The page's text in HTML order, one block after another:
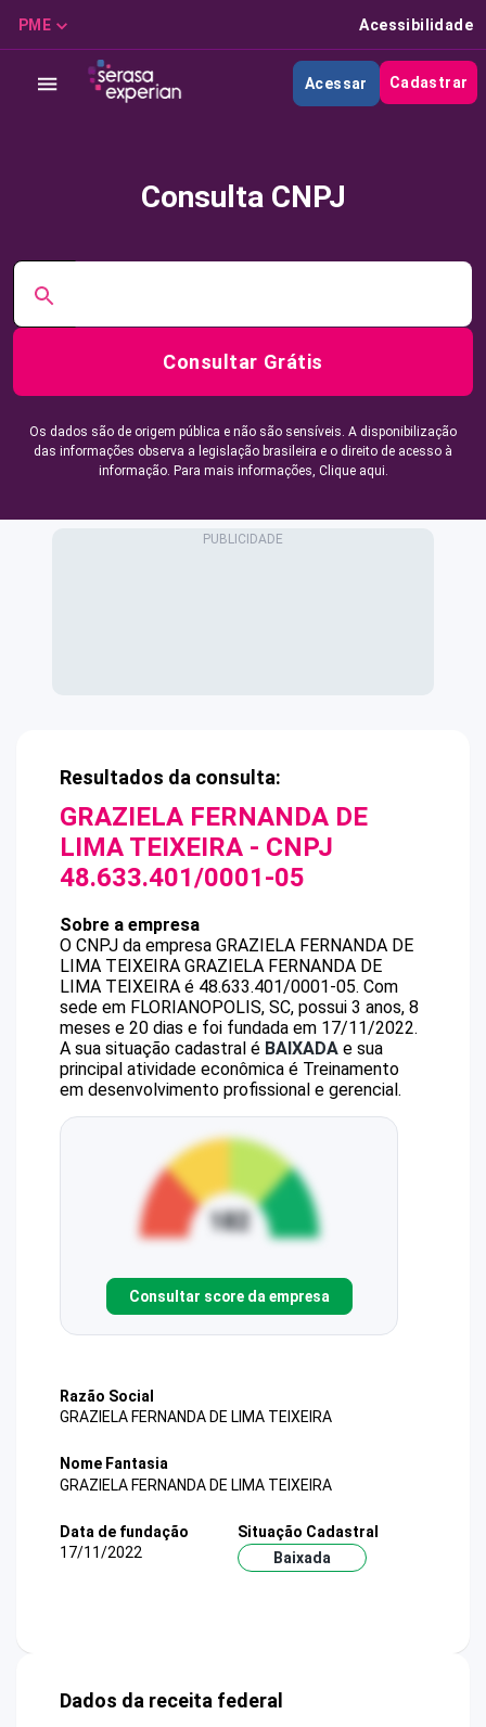
PME Acessibilidade
Acessar Cadastrar
Consulta CNPJ
Consultar Grátis
Os dados são de origem pública e não são sensíveis. A disponibilização
das informações observa a legislação brasileira e o direito de acesso à
informação. Para mais informações, Clique aqui.
Resultados da consulta:
GRAZIELA FERNANDA DE
LIMA TEIXEIRA - CNPJ
48.633.401/0001-05
Sobre a empresa
O CNPJ da empresa GRAZIELA FERNANDA DE
LIMA TEIXEIRA GRAZIELA FERNANDA DE
LIMA TEIXEIRA é 48.633.401/0001-05. Com
sede em FLORIANOPOLIS, SC, possui 3 anos, 8
meses e 20 dias e foi fundada em 17/11/2022.
A sua situação cadastral é BAIXADA e sua
principal atividade econômica é Treinamento
em desenvolvimento profissional e gerencial.
Consultar score da empresa
Razão Social
GRAZIELA FERNANDA DE LIMA TEIXEIRA
Nome Fantasia
GRAZIELA FERNANDA DE LIMA TEIXEIRA
Data de fundação
17/11/2022
Situação Cadastral
Baixada
Dados da receita federal